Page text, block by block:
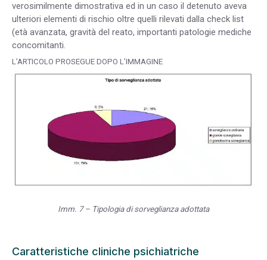
verosimilmente dimostrativa ed in un caso il detenuto aveva
ulteriori elementi di rischio oltre quelli rilevati dalla check list
(età avanzata, gravità del reato, importanti patologie mediche
concomitanti.
L’ARTICOLO PROSEGUE DOPO L’IMMAGINE
Imm. 7 – Tipologia di sorveglianza adottata
Caratteristiche cliniche psichiatriche